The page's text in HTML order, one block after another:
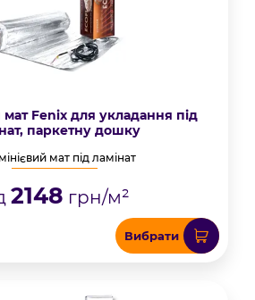
Fenix для укладання під
паркетну дошку
мат під ламінат
2148 грн/м²
Вибрати